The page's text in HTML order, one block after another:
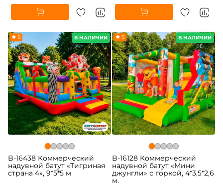
В НАЛИЧИИ
5
B-16438 Коммерческий
надувной батут «Тигриная
страна 4», 9*5*5 м
В НАЛИЧИИ
5
B-16128 Коммерческий
надувной батут «Мини
джунгли» с горкой, 4*3,5*2,6
м.